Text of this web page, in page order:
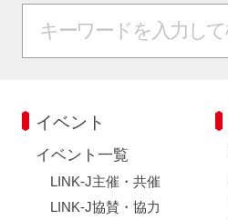
イベント
イベント一覧
LINK-J主催・共催
LINK-J協賛・協力